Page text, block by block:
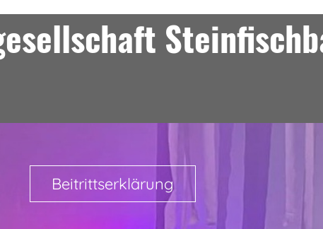
Beitrittserklärung